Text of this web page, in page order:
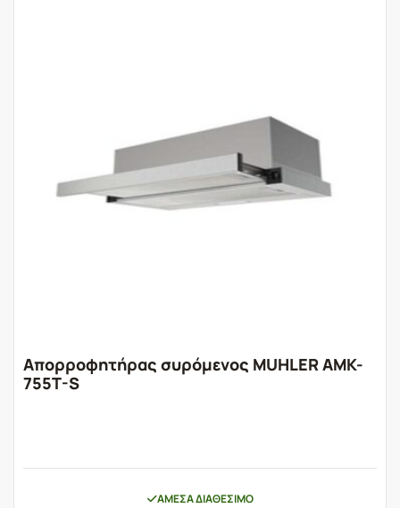
Απορροφητήρας συρόμενος MUHLER AMK-
755T-S
ΆΜΕΣΑ ΔΙΑΘΈΣΙΜΟ